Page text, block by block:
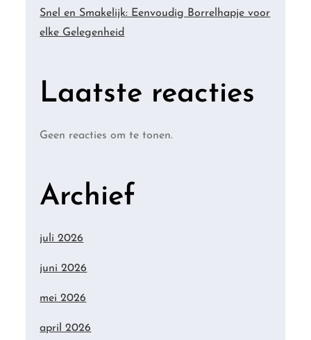
Snel en Smakelijk: Eenvoudig Borrelhapje voor
elke Gelegenheid
Laatste reacties
Geen reacties om te tonen.
Archief
juli 2026
juni 2026
mei 2026
april 2026